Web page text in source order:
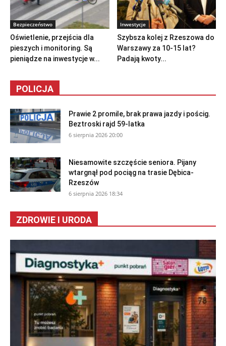
Bezpieczeństwo
Oświetlenie, przejścia dla
pieszych i monitoring. Są
pieniądze na inwestycje w...
Inwestycje
Szybsza kolej z Rzeszowa do
Warszawy za 10-15 lat?
Padają kwoty...
POLICJA
Prawie 2 promile, brak prawa jazdy i pościg.
Beztroski rajd 59-latka
6 sierpnia 2026 20:00
Niesamowite szczęście seniora. Pijany
wtargnął pod pociąg na trasie Dębica-
Rzeszów
6 sierpnia 2026 18:34
ZDROWIE I URODA